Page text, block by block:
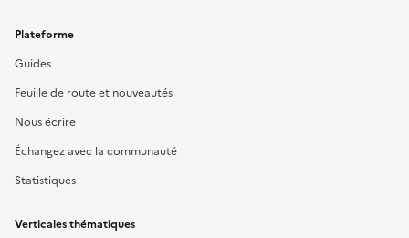
Plateforme
Guides
Feuille de route et nouveautés
Nous écrire
Échangez avec la communauté
Statistiques
Verticales thématiques